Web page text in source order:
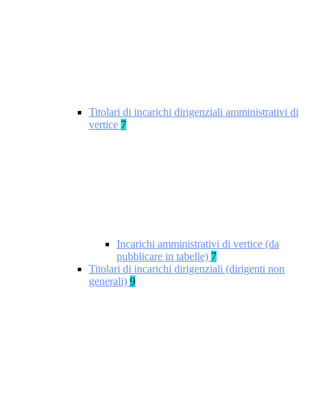
Titolari di incarichi dirigenziali amministrativi di
vertice 7
Incarichi amministrativi di vertice (da
pubblicare in tabelle) 7
Titolari di incarichi dirigenziali (dirigenti non
generali) 9